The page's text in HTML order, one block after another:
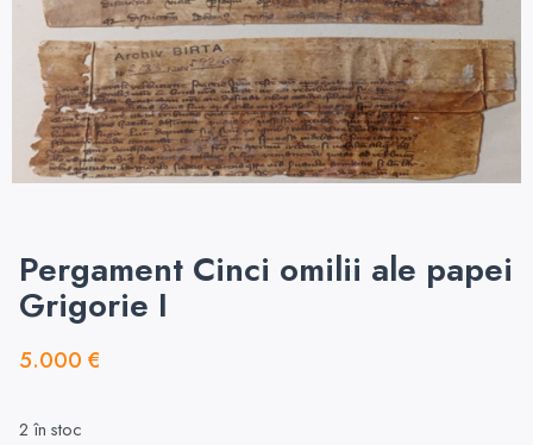
Pergament Cinci omilii ale papei
Grigorie I
5.000 €
2 în stoc